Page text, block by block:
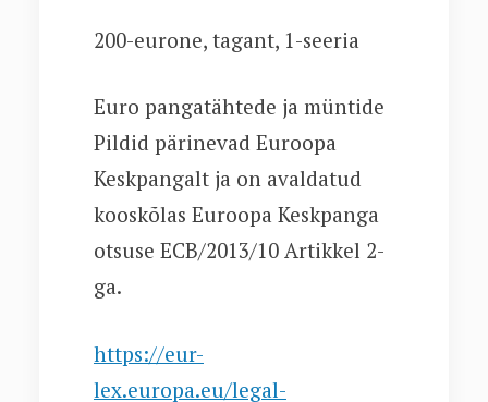
200-eurone, tagant, 1-seeria
Euro pangatähtede ja müntide
Pildid pärinevad Euroopa
Keskpangalt ja on avaldatud
kooskõlas Euroopa Keskpanga
otsuse ECB/2013/10 Artikkel 2-
ga.
https://eur-
lex.europa.eu/legal-